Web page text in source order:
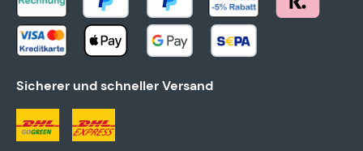
Sicherer und schneller Versand